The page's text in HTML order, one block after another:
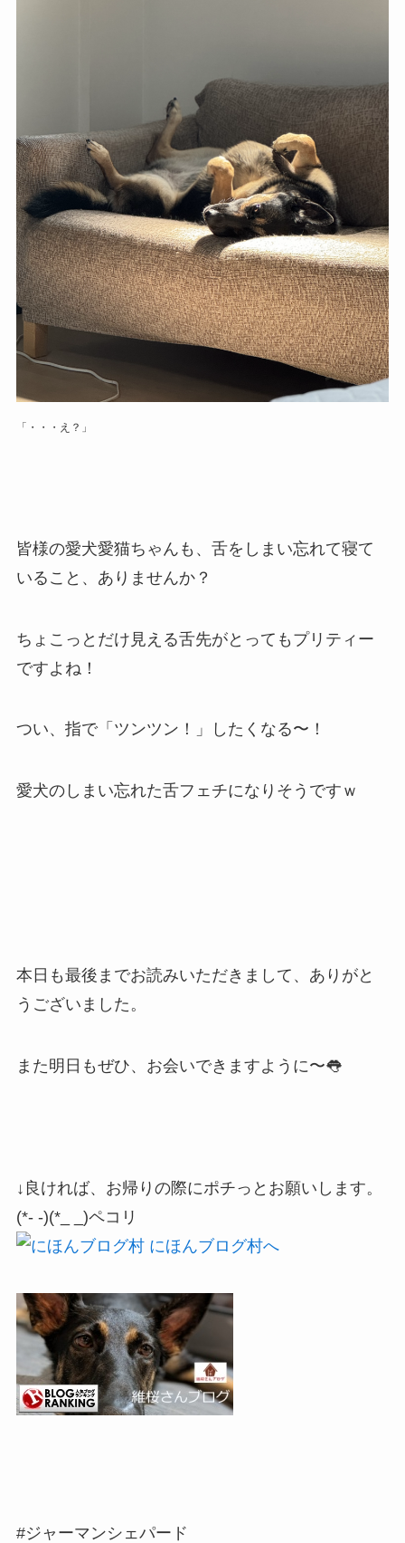
「・・・え？」
皆様の愛犬愛猫ちゃんも、舌をしまい忘れて寝て
いること、ありませんか？
ちょこっとだけ見える舌先がとってもプリティー
ですよね！
つい、指で「ツンツン！」したくなる〜！
愛犬のしまい忘れた舌フェチになりそうですｗ
本日も最後までお読みいただきまして、ありがと
うございました。
また明日もぜひ、お会いできますように〜👅
↓良ければ、お帰りの際にポチっとお願いします。
(*- -)(*_ _)ペコリ
#ジャーマンシェパード